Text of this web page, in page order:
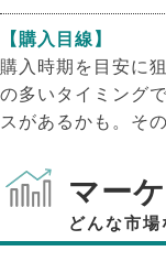
【購入目線】
購入時期を目安に
の多いタイミング
スがあるかも。そ
マー
どんな市場